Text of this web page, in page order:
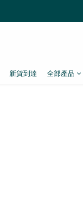
新貨到達 全部產品